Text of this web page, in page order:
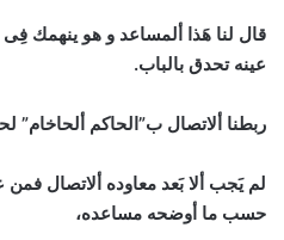
قال لنا هَذا ألمساعد و هو ينهمك
عينه تحدق بالباب.
ربطنا ألاتصال ب”الحاكم ألحاخام”
لم يَجب ألا بَعد معاوده ألاتصال فمن
حسب ما أوضحه مساعده،